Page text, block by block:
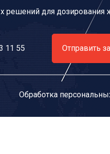
решений для дозирования
11 55 Отправить
Обработка